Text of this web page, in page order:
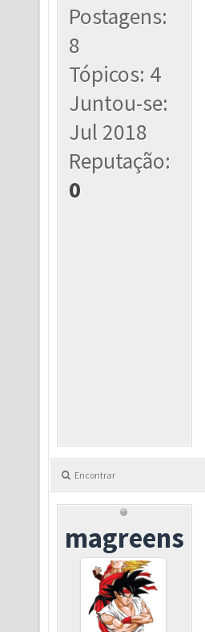
Postagens:
8
Tópicos: 4
Juntou-se:
Jul 2018
Reputação:
0
Encontrar
magreens